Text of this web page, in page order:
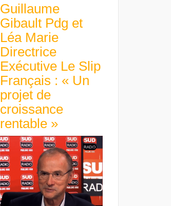
Guillaume
Gibault Pdg et
Léa Marie
Directrice
Exécutive Le Slip
Français : « Un
projet de
croissance
rentable »